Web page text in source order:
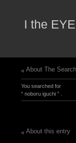
I the EYE
About The
You searched for
“ noboru iguchi ” .
About this entry